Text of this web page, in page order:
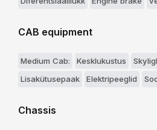
CAB equipment
Medium Cab: Kesklukustus
Lisakütusepaak
Elektripeeglid
Chassis